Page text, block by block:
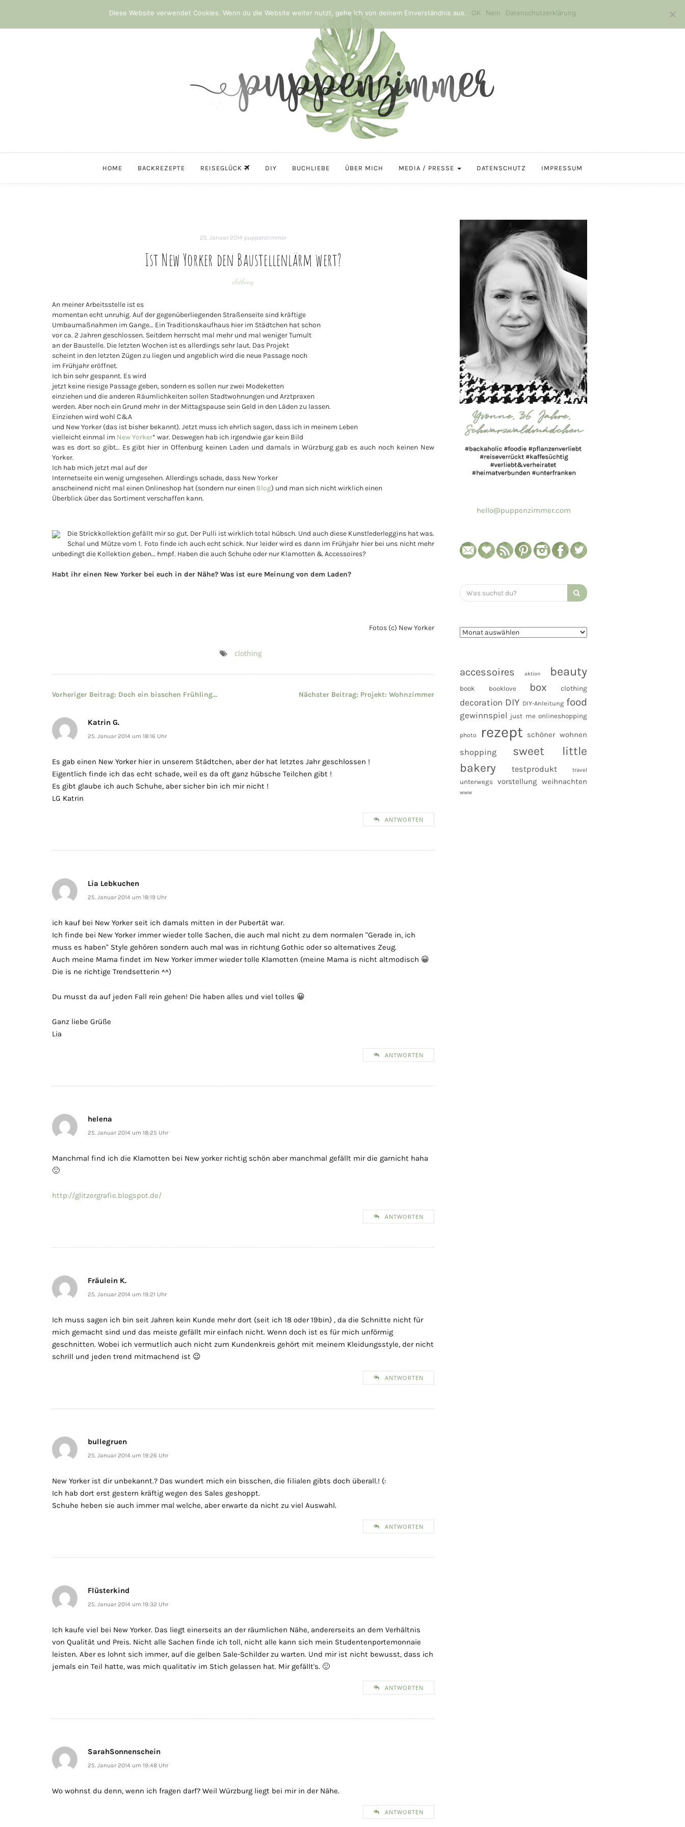
HOME BACKREZEPTE REISEGLÜCK DIY BUCHLIEBE ÜBER MICH MEDIA / PRESSE DATENSCHUTZ IMPRESSUM
25. Januar 2014 puppenzimmer
Ist New Yorker den Baustellenlärm wert?
clothing
An meiner Arbeitsstelle ist es
momentan echt unruhig. Auf der gegenüberliegenden Straßenseite sind kräftige
Umbaumaßnahmen im Gange… Ein Traditionskaufhaus hier im Städtchen hat schon
vor ca. 2 Jahren geschlossen. Seitdem herrscht mal mehr und mal weniger Tumult
an der Baustelle. Die letzten Wochen ist es allerdings sehr laut. Das Projekt
scheint in den letzten Zügen zu liegen und angeblich wird die neue Passage noch
im Frühjahr eröffnet.
Ich bin sehr gespannt. Es wird
jetzt keine riesige Passage geben, sondern es sollen nur zwei Modeketten
einziehen und die anderen Räumlichkeiten sollen Stadtwohnungen und Arztpraxen
werden. Aber noch ein Grund mehr in der Mittagspause sein Geld in den Läden zu lassen.
Einziehen wird wohl C&A
und New Yorker (das ist bisher bekannt). Jetzt muss ich ehrlich sagen, dass ich in meinem Leben
vielleicht einmal im New Yorker* war. Deswegen hab ich irgendwie gar kein Bild
was es dort so gibt… Es gibt hier in Offenburg keinen Laden und damals in Würzburg gab es auch noch keinen New
Yorker.
Ich hab mich jetzt mal auf der
Internetseite ein wenig umgesehen. Allerdings schade, dass New Yorker
anscheinend nicht mal einen Onlineshop hat (sondern nur einen Blog) und man sich nicht wirklich einen
Überblick über das Sortiment verschaffen kann.
Die Strickkollektion gefällt mir so gut. Der Pulli ist wirklich total hübsch. Und auch diese Kunstlederleggins hat was.
Schal und Mütze vom 1. Foto finde ich auch echt schick. Nur leider wird es dann im Frühjahr hier bei uns nicht mehr
unbedingt die Kollektion geben… hmpf. Haben die auch Schuhe oder nur Klamotten & Accessoires?
Habt ihr einen New Yorker bei euch in der Nähe? Was ist eure Meinung von dem Laden?
Fotos (c) New Yorker
clothing
Beitragsnavigation
Vorheriger Beitrag: Doch ein bisschen Frühling… Nächster Beitrag: Projekt: Wohnzimmer
Katrin G.
25. Januar 2014 um 18:16 Uhr
Es gab einen New Yorker hier in unserem Städtchen, aber der hat letztes Jahr geschlossen !
Eigentlich finde ich das echt schade, weil es da oft ganz hübsche Teilchen gibt !
Es gibt glaube ich auch Schuhe, aber sicher bin ich mir nicht !
LG Katrin
ANTWORTEN
Lia Lebkuchen
25. Januar 2014 um 18:19 Uhr
ich kauf bei New Yorker seit ich damals mitten in der Pubertät war.
Ich finde bei New Yorker immer wieder tolle Sachen, die auch mal nicht zu dem normalen "Gerade in, ich
muss es haben" Style gehören sondern auch mal was in richtung Gothic oder so alternatives Zeug.
Auch meine Mama findet im New Yorker immer wieder tolle Klamotten (meine Mama is nicht altmodisch 😀
Die is ne richtige Trendsetterin ^^)
Du musst da auf jeden Fall rein gehen! Die haben alles und viel tolles 😀
Ganz liebe Grüße
Lia
ANTWORTEN
helena
25. Januar 2014 um 18:25 Uhr
Manchmal find ich die Klamotten bei New yorker richtig schön aber manchmal gefällt mir die garnicht haha
🙁
http://glitzergrafie.blogspot.de/
ANTWORTEN
Fräulein K.
25. Januar 2014 um 19:21 Uhr
Ich muss sagen ich bin seit Jahren kein Kunde mehr dort (seit ich 18 oder 19bin) , da die Schnitte nicht für
mich gemacht sind und das meiste gefällt mir einfach nicht. Wenn doch ist es für mich unförmig
geschnitten. Wobei ich vermutlich auch nicht zum Kundenkreis gehört mit meinem Kleidungsstyle, der nicht
schrill und jeden trend mitmachend ist 😉
ANTWORTEN
bullegruen
25. Januar 2014 um 19:26 Uhr
New Yorker ist dir unbekannt.? Das wundert mich ein bisschen, die filialen gibts doch überall.! (:
Ich hab dort erst gestern kräftig wegen des Sales geshoppt.
Schuhe heben sie auch immer mal welche, aber erwarte da nicht zu viel Auswahl.
ANTWORTEN
Flüsterkind
25. Januar 2014 um 19:32 Uhr
Ich kaufe viel bei New Yorker. Das liegt einerseits an der räumlichen Nähe, andererseits an dem Verhältnis
von Qualität und Preis. Nicht alle Sachen finde ich toll, nicht alle kann sich mein Studentenportemonnaie
leisten. Aber es lohnt sich immer, auf die gelben Sale-Schilder zu warten. Und mir ist nicht bewusst, dass ich
jemals ein Teil hatte, was mich qualitativ im Stich gelassen hat. Mir gefällt's. 🙂
ANTWORTEN
SarahSonnenschein
25. Januar 2014 um 19:48 Uhr
Wo wohnst du denn, wenn ich fragen darf? Weil Würzburg liegt bei mir in der Nähe.
ANTWORTEN
hello@puppenzimmer.com
Search
for:
accessoires aktion beauty
book booklove box clothing
decoration DIY DIY-Anleitung food
gewinnspiel just me onlineshopping
photo rezept schöner wohnen
shopping
sweet little
bakery
testprodukt travel
unterwegs vorstellung weihnachten
www
Diese Website verwendet Cookies. Wenn du die Website weiter nutzt, gehe ich von deinem Einverständnis aus. OK Nein Datenschutzerklärung